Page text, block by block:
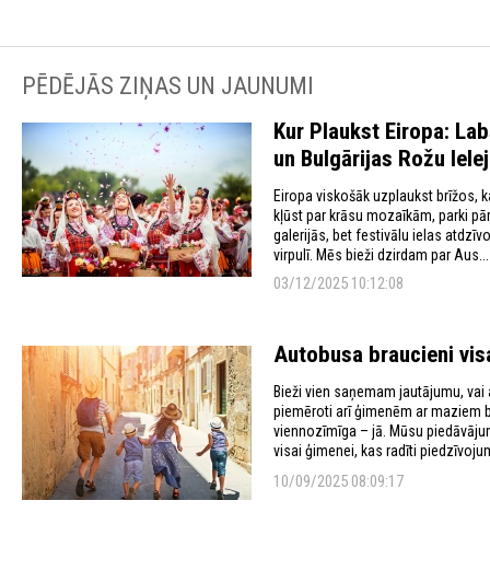
PĒDĒJĀS ZIŅAS UN JAUNUMI
Kur Plaukst Eiropa:
un Bulgārijas Rožu
Eiropa viskošāk uzplaukst brīžos,
kļūst par krāsu mozaīkām, parki
galerijās, bet festivālu ielas
virpulī. Mēs bieži dzirdam par Aus...
03/12/2025 10:12:08
Autobusa braucieni
Bieži vien saņemam jautājumu,
piemēroti arī ģimenēm ar maziem
viennozīmīga – jā. Mūsu
visai ģimenei, kas radīti
10/09/2025 08:09:17